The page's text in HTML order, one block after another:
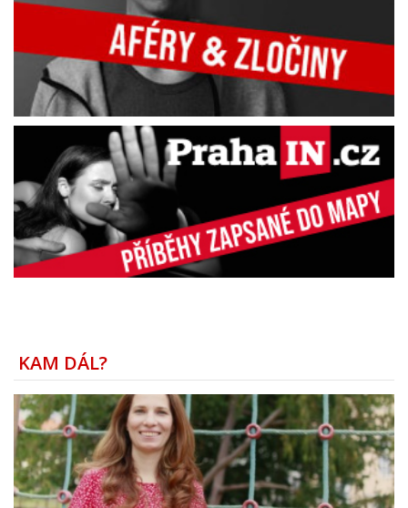
KAM DÁL?